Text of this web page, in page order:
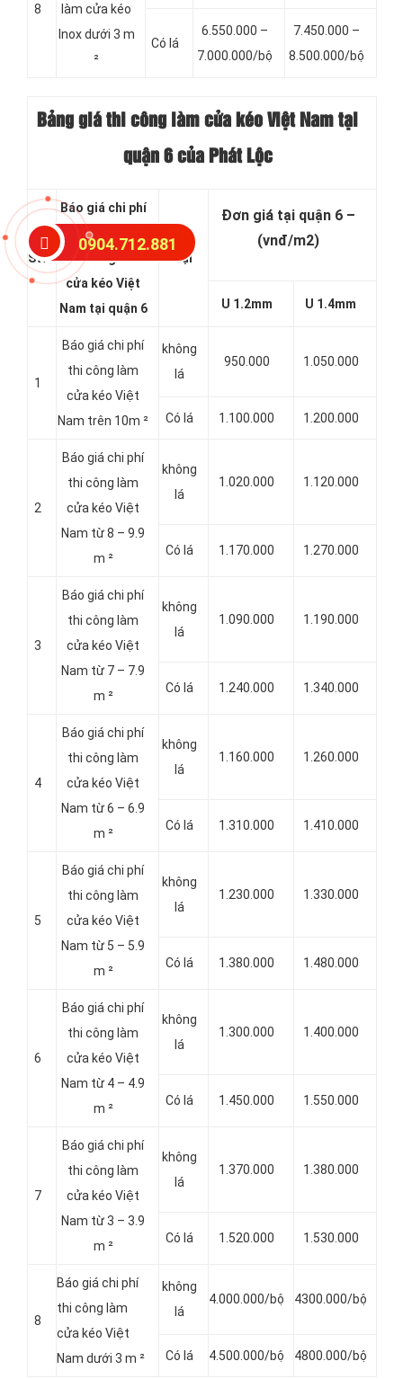
8
làm cửa kéo
Inox dưới 3 m
²
Có lá
6.550.000 –
7.000.000/bộ
7.450.000 –
8.500.000/bộ
Bảng giá thi công làm cửa kéo Việt Nam tại
quận 6 của Phát Lộc
Stt
Báo giá chi phí
các hạng mục
thi công làm
cửa kéo Việt
Nam tại quận 6
Loại
Đơn giá tại quận 6 –
(vnđ/m2)
U 1.2mm U 1.4mm
1
Báo giá chi phí
thi công làm
cửa kéo Việt
Nam trên 10m ²
không
lá
950.000 1.050.000
Có lá 1.100.000 1.200.000
2
Báo giá chi phí
thi công làm
cửa kéo Việt
Nam từ 8 – 9.9
m ²
không
lá
1.020.000 1.120.000
Có lá 1.170.000 1.270.000
3
Báo giá chi phí
thi công làm
cửa kéo Việt
Nam từ 7 – 7.9
m ²
không
lá
1.090.000 1.190.000
Có lá 1.240.000 1.340.000
4
Báo giá chi phí
thi công làm
cửa kéo Việt
Nam từ 6 – 6.9
m ²
không
lá
1.160.000 1.260.000
Có lá 1.310.000 1.410.000
5
Báo giá chi phí
thi công làm
cửa kéo Việt
Nam từ 5 – 5.9
m ²
không
lá
1.230.000 1.330.000
Có lá 1.380.000 1.480.000
6
Báo giá chi phí
thi công làm
cửa kéo Việt
Nam từ 4 – 4.9
m ²
không
lá
1.300.000 1.400.000
Có lá 1.450.000 1.550.000
7
Báo giá chi phí
thi công làm
cửa kéo Việt
Nam từ 3 – 3.9
m ²
không
lá
1.370.000 1.380.000
Có lá 1.520.000 1.530.000
8
Báo giá chi phí
thi công làm
cửa kéo Việt
Nam dưới 3 m ²
không
lá
4.000.000/bộ 4300.000/bộ
Có lá 4.500.000/bộ 4800.000/bộ
0904.712.881